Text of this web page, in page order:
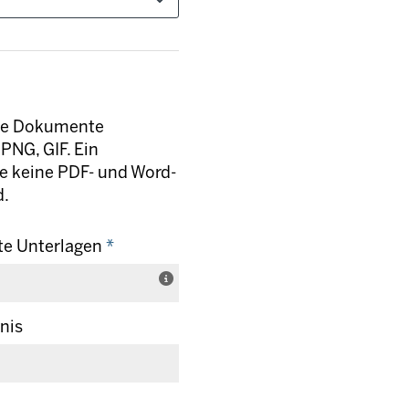
Dokumente
GIF. Ein
PDF- und Word-
Unterlagen*